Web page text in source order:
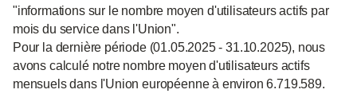
"informations sur le nombre moyen d'utilisateurs actifs par
mois du service dans l'Union".
Pour la dernière période (01.05.2025 - 31.10.2025), nous
avons calculé notre nombre moyen d'utilisateurs actifs
mensuels dans l'Union européenne à environ 6.719.589.